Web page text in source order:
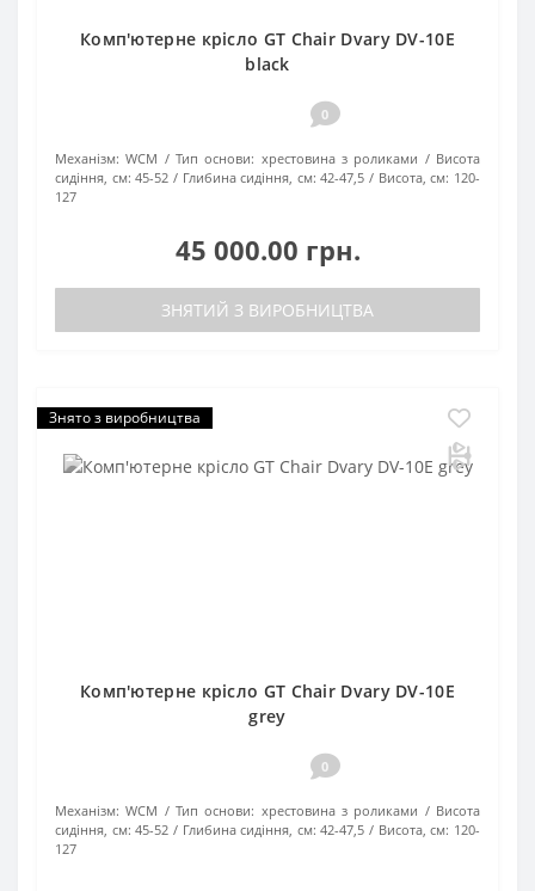
Комп'ютерне крісло GT Chair Dvary DV-10E
black
0
Механізм: WCM Тип основи: хрестовина з роликами
Висота
сидіння, см: 45-52 Глибина сидіння, см: 42-47,5 Висота, см: 120-
127
45 000.00 грн.
ЗНЯТИЙ З ВИРОБНИЦТВА
Знято з виробництва
Комп'ютерне крісло GT Chair Dvary DV-10E
grey
0
Механізм: WCM Тип основи: хрестовина з роликами
Висота
сидіння, см: 45-52 Глибина сидіння, см: 42-47,5 Висота, см: 120-
127